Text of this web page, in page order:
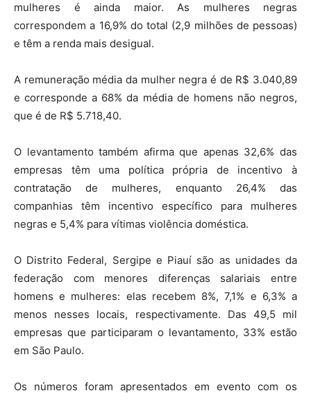
mulheres é ainda maior. As mulheres negras
correspondem a 16,9% do total (2,9 milhões de pessoas)
e têm a renda mais desigual.
A remuneração média da mulher negra é de R$ 3.040,89
e corresponde a 68% da média de homens não negros,
que é de R$ 5.718,40.
O levantamento também afirma que apenas 32,6% das
empresas têm uma política própria de incentivo à
contratação de mulheres, enquanto 26,4% das
companhias têm incentivo específico para mulheres
negras e 5,4% para vítimas violência doméstica.
O Distrito Federal, Sergipe e Piauí são as unidades da
federação com menores diferenças salariais entre
homens e mulheres: elas recebem 8%, 7,1% e 6,3% a
menos nesses locais, respectivamente. Das 49,5 mil
empresas que participaram o levantamento, 33% estão
em São Paulo.
Os números foram apresentados em evento com os